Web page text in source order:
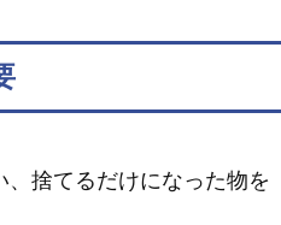
捨てるだけになった物を